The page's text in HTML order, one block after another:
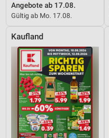
Angebote ab 17.08.
Gültig ab Mo. 17.08.
Kaufland